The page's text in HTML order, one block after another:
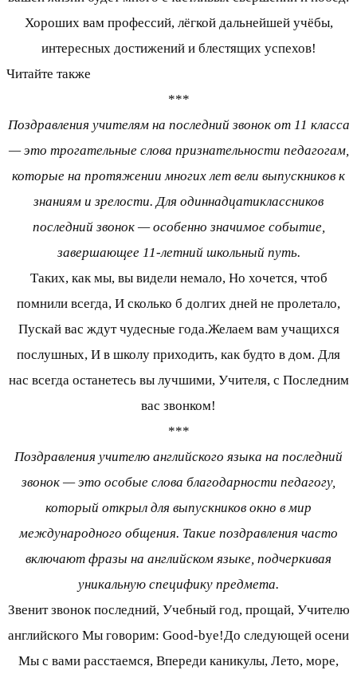
Хороших вам профессий, лёгкой дальнейшей учёбы,
интересных достижений и блестящих успехов!
Читайте также
***
Поздравления учителям на последний звонок от 11 класса
— это трогательные слова признательности педагогам,
которые на протяжении многих лет вели выпускников к
знаниям и зрелости. Для одиннадцатиклассников
последний звонок — особенно значимое событие,
завершающее 11-летний школьный путь.
Таких, как мы, вы видели немало, Но хочется, чтоб
помнили всегда, И сколько б долгих дней не пролетало,
Пускай вас ждут чудесные года.Желаем вам учащихся
послушных, И в школу приходить, как будто в дом. Для
нас всегда останетесь вы лучшими, Учителя, с Последним
вас звонком!
***
Поздравления учителю английского языка на последний
звонок — это особые слова благодарности педагогу,
который открыл для выпускников окно в мир
международного общения. Такие поздравления часто
включают фразы на английском языке, подчеркивая
уникальную специфику предмета.
Звенит звонок последний, Учебный год, прощай, Учителю
английского Мы говорим: Good-bye!До следующей осени
Мы с вами расстаемся, Впереди каникулы, Лето, море,